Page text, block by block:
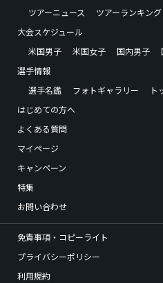
ツアーニュース
ツアーランキング
大会スケジュール
米国男子
米国女子 国内男子
選手情報
選手名鑑
フォトギャラリー
ト
はじめての方へ
よくある質問
マイページ
キャンペーン
特集
お問い合わせ
免責事項・コピーライト
プライバシーポリシー
利用規約